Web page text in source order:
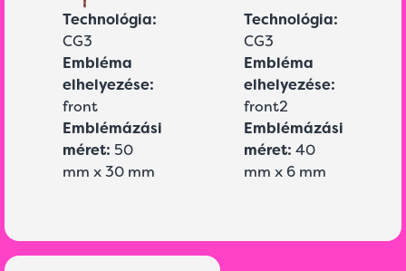
Technológia:
CG3
Embléma
elhelyezése:
front
Emblémázási
méret: 50
mm x 30 mm
Technológia:
CG3
Embléma
elhelyezése:
front2
Emblémázási
méret: 40
mm x 6 mm